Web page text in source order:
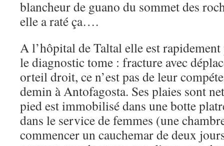
blancheur de guano du sommet des
elle a raté ça….
A l’hôpital de Taltal elle est
le diagnostic tome : fracture avec
orteil droit, ce n’est pas de leur
demin à Antofagosta. Ses plaies sont
pied est immobilisé dans une botte
dans le service de femmes (une
commencer un cauchemar de deux